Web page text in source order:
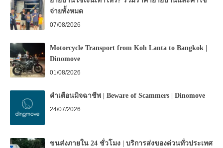
จ่ายทั้งหมด
07/08/2026
Motorcycle Transport from Koh Lanta to Bangkok |
Dinomove
01/08/2026
คำเตือนมิจฉาชีพ | Beware of Scammers | Dinomove
24/07/2026
ขนส่งภายใน 24 ชั่วโมง | บริการส่งของด่วนทั่วประเทศ